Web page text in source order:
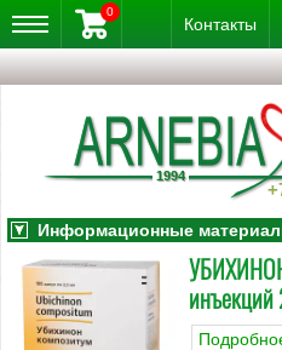
Контакты
0
Информационные